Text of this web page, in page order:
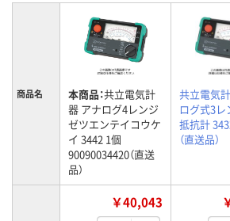
商品名 本商品：共立電気計
器 アナログ4レンジ
ゼツエンテイコウケ
イ 3442 1個
90090034420（直送
品）
共立電気
ログ式3
抵抗計
（直送品）
￥40,043